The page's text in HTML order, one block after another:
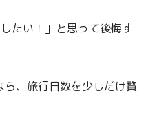
たい！」と思って後悔す
、旅行日数を少しだけ贅